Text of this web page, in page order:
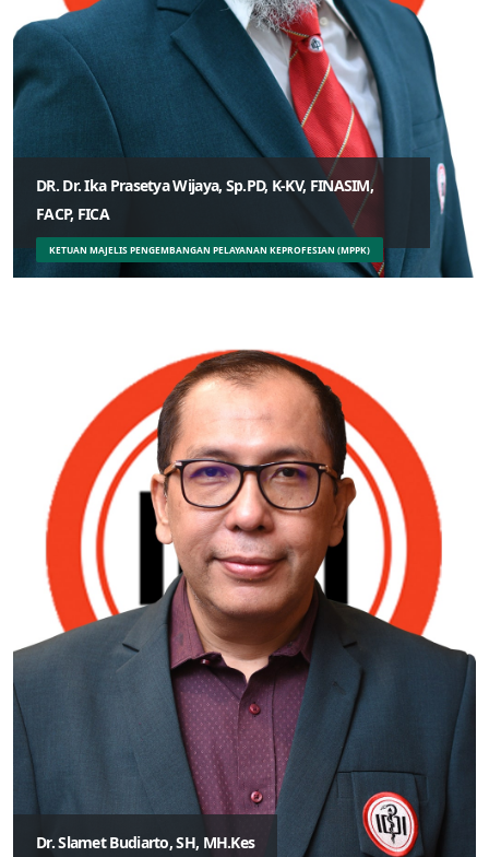
DR. Dr. Ika Prasetya Wijaya, Sp.PD, K-KV, FINASIM,
FACP, FICA
KETUAN MAJELIS PENGEMBANGAN PELAYANAN KEPROFESIAN (MPPK)
Dr. Slamet Budiarto, SH, MH.Kes